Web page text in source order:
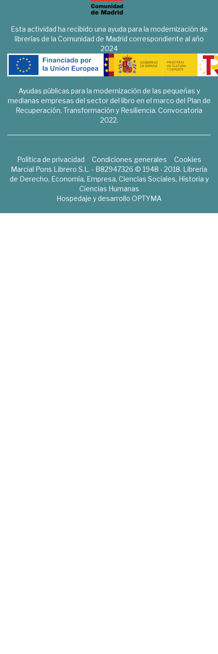
Esta actividad ha recibido una ayuda para la modernización de
librerías de la Comunidad de Madrid correspondiente al año
2024
Ayudas públicas para la modernización de las pequeñas y
medianas empresas del sector del libro en el marco del Plan de
Recuperación, Transformación y Resiliencia. Convocatoria
2022.
Política de privacidad Condiciones generales
Cookies
Marcial Pons Librero S.L. - B82947326 © 1948 - 2018. Librería
de Derecho, Economía, Empresa, Ciencias Sociales, Historia y
Ciencias Humanas
Hospedaje y desarrollo OPTYMA